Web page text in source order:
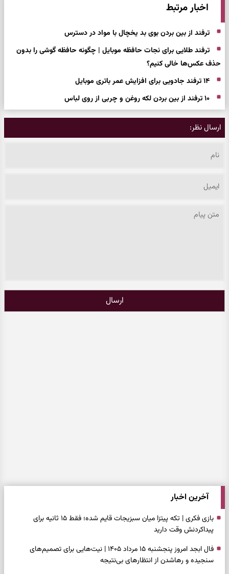
اخبار مرتبط
ترفند از بین بردن بوی بد یخچال با مواد در دسترس
ترفند طلایی برای نجات حافظه موبایل | چگونه حافظه گوشی را بدون
حذف عکس‌ها خالی کنیم؟
۱۴ ترفند جادویی برای افزایش عمر باتری موبایل
۱۰ ترفند از بین بردن لکه روغن و چربی از روی لباس
ارسال نظر:
ارسال
آخرین اخبار
بازی فکری | تکه پیتزا میان سبزیجات قایم شده؛ فقط ۱۵ ثانیه برای
پیداکردنش وقت دارید
فال ابجد امروز پنجشنبه ۱۵ مرداد ۱۴۰۵ | نیت‌هایی برای تصمیم‌های
سنجیده و رهاشدن از انتظارهای بی‌نتیجه